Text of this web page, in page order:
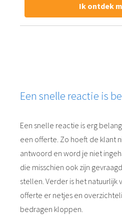
Ik ontdek
Een snelle reactie is
Een snelle reactie is erg
een offerte. Zo hoeft de klant
antwoord en word je niet
die misschien ook zijn
stellen. Verder is het natuurlijk
offerte er netjes en
bedragen kloppen.